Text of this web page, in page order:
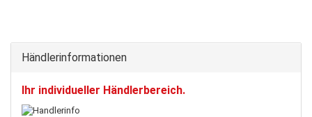
Händlerinformationen
Ihr individueller Händlerbereich.